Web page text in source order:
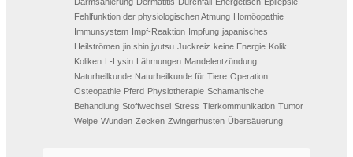
Fehlfunktion der physiologischen Atmung Homöopathie
Immunsystem Impf-Reaktion Impfung japanisches
Heilströmen jin shin jyutsu Juckreiz keine Energie Kolik
Koliken L-Lysin Lähmungen Mandelentzündung
Naturheilkunde Naturheilkunde für Tiere Operation
Osteopathie Pferd Physiotherapie Schamanische
Behandlung Stoffwechsel Stress Tierkommunikation Tumor
Welpe Wunden Zecken Zwingerhusten Übersäuerung